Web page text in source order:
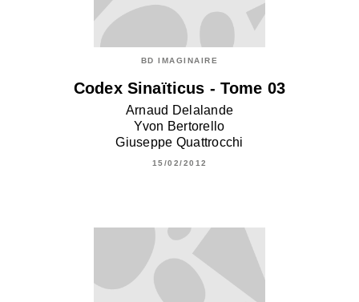
BD IMAGINAIRE
Codex Sinaïticus - Tome 03
Arnaud Delalande
Yvon Bertorello
Giuseppe Quattrocchi
15/02/2012